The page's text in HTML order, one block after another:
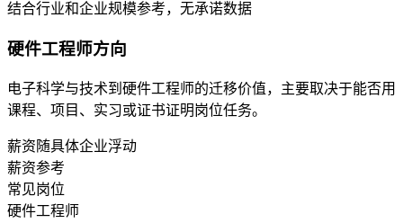
结合行业和企业规模参考，无承诺数据
硬件工程师方向
电子科学与技术到硬件工程师的迁移价值，主要取决于能否用
课程、项目、实习或证书证明岗位任务。
薪资随具体企业浮动
薪资参考
常见岗位
硬件工程师